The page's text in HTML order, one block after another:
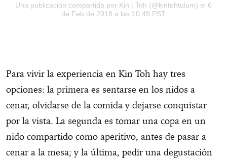
Una publicación compartida por Kin | Toh (@kintohtulum) el 6
de Feb de 2018 a las 10:49 PST
Para vivir la experiencia en Kin Toh hay tres
opciones: la primera es sentarse en los nidos a
cenar, olvidarse de la comida y dejarse conquistar
por la vista. La segunda es tomar una copa en un
nido compartido como aperitivo, antes de pasar a
cenar a la mesa; y la última, pedir una degustación